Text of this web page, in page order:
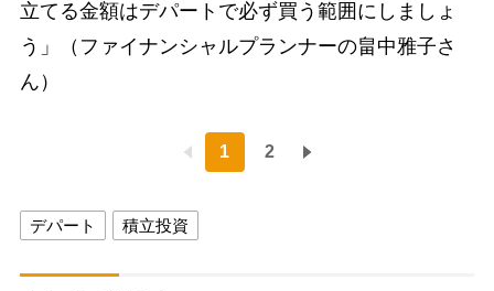
立てる金額はデパートで必ず買う範囲にしましょ
う」（ファイナンシャルプランナーの畠中雅子さ
ん）
1 2
デパート 積立投資